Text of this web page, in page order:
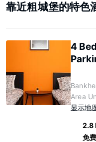
靠近粗城堡的特色
4
Area
显示地
2.8
免